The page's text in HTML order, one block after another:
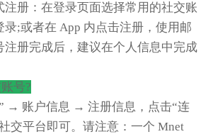
注册：在登录页面选择常用的社交账
录;或者在 App 内点击注册，使用邮
注册完成后，建议在个人信息中完成
号?
→ 账户信息 → 注册信息，点击“连
交平台即可。请注意：一个 Mnet